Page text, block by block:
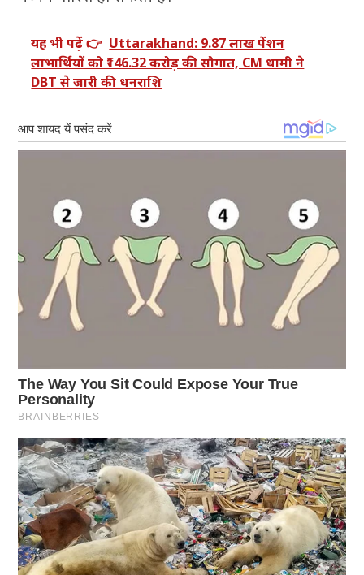
यह भी पढ़ें 👉 Uttarakhand: 9.87 लाख पेंशन
लाभार्थियों को ₹146.32 करोड़ की सौगात, CM धामी ने
DBT से जारी की धनराशि